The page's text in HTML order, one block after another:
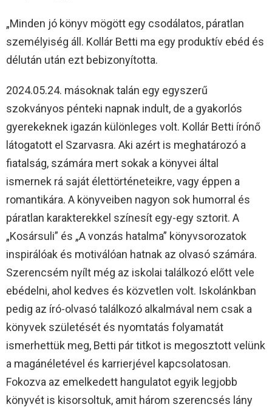
„Minden jó könyv mögött egy csodálatos, páratlan
személyiség áll. Kollár Betti ma egy produktív ebéd és
délután után ezt bebizonyította.
2024.05.24. másoknak talán egy egyszerű
szokványos pénteki napnak indult, de a gyakorlós
gyerekeknek igazán különleges volt. Kollár Betti írónő
látogatott el Szarvasra. Aki azért is meghatározó a
fiatalság, számára mert sokak a könyvei által
ismernek rá saját élettörténeteikre, vagy éppen a
romantikára. A könyveiben nagyon sok humorral és
páratlan karakterekkel színesít egy-egy sztorit. A
„Kosársuli” és „A vonzás hatalma” könyvsorozatok
inspirálóak és motiválóan hatnak az olvasó számára.
Szerencsém nyílt még az iskolai találkozó előtt vele
ebédelni, ahol kedves és közvetlen volt. Iskolánkban
pedig az író-olvasó találkozó alkalmával nem csak a
könyvek születését és nyomtatás folyamatát
ismerhettük meg, Betti pár titkot is megosztott velünk
a magánéletével és karrierjével kapcsolatosan.
Fokozva az emelkedett hangulatot egyik legjobb
könyvét is kisorsoltuk, amit három szerencsés lány